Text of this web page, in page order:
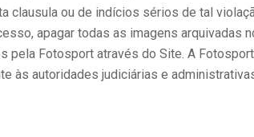
clausula ou de indícios sérios de tal
apagar todas as imagens arquivadas
pela Fotosport através do Site. A
às autoridades judiciárias e